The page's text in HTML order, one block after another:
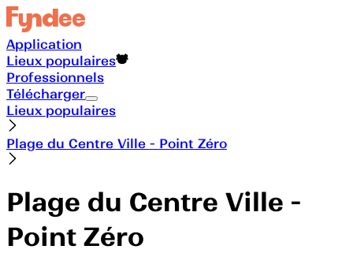
Application
Lieux populaires
Professionnels
Télécharger
Lieux populaires
Plage du Centre Ville - Point Zéro
Plage du Centre Ville -
Point Zéro